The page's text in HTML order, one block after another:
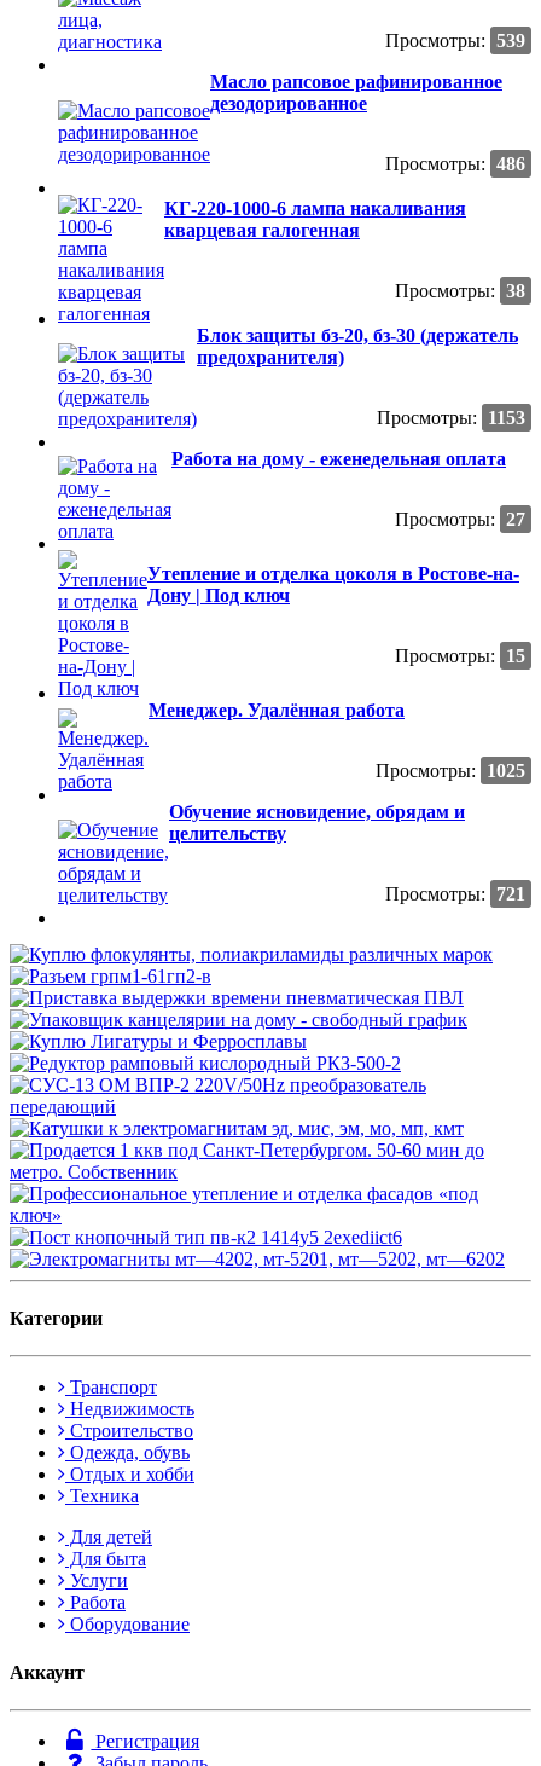
Просмотры: 539
Масло рапсовое рафинированное
дезодорированное
Просмотры: 486
КГ-220-1000-6 лампа накаливания
кварцевая галогенная
Просмотры: 38
Блок защиты бз-20, бз-30 (держатель
предохранителя)
Просмотры:
1153
Работа на дому - еженедельная оплата
Просмотры: 27
Утепление и отделка цоколя в Ростове-на-
Дону | Под ключ
Просмотры: 15
Менеджер. Удалённая работа
Просмотры:
1025
Обучение ясновидение, обрядам и
целительству
Просмотры: 721
Категории
Транспорт
Недвижимость
Строительство
Одежда, обувь
Отдых и хобби
Техника
Для детей
Для быта
Услуги
Работа
Оборудование
Аккаунт
Регистрация